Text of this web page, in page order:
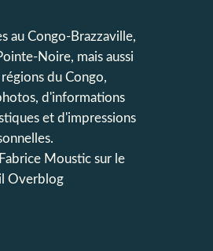
au Congo-Brazzaville,
Noire, mais aussi
du Congo,
d'informations
et d'impressions
Fabrice Moustic sur le
Overblog